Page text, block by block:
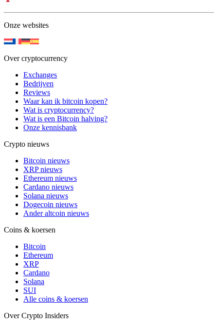
Onze websites
Over cryptocurrency
Exchanges
Bedrijven
Reviews
Waar kan ik bitcoin kopen?
Wat is cryptocurrency?
Wat is een Bitcoin halving?
Onze kennisbank
Crypto nieuws
Bitcoin nieuws
XRP nieuws
Ethereum nieuws
Cardano nieuws
Solana nieuws
Dogecoin nieuws
Ander altcoin nieuws
Coins & koersen
Bitcoin
Ethereum
XRP
Cardano
Solana
SUI
Alle coins & koersen
Over Crypto Insiders